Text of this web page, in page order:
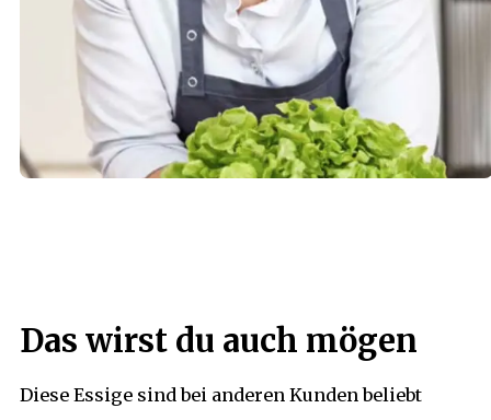
Das wirst du auch mögen
Diese Essige sind bei anderen Kunden beliebt